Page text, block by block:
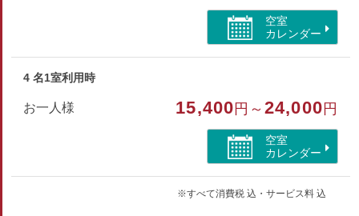
トイレ/禁煙/インターネットができる部屋/洗浄機付トイ
空室
カレンダー
4 名1室利用時
お一人様 15,400 円～24,000 円
空室
カレンダー
※すべて消費税 込・サービス料 込